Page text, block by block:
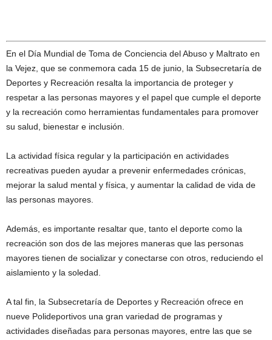
En el Día Mundial de Toma de Conciencia del Abuso y Maltrato en
la Vejez, que se conmemora cada 15 de junio, la Subsecretaría de
Deportes y Recreación resalta la importancia de proteger y
respetar a las personas mayores y el papel que cumple el deporte
y la recreación como herramientas fundamentales para promover
su salud, bienestar e inclusión.
La actividad física regular y la participación en actividades
recreativas pueden ayudar a prevenir enfermedades crónicas,
mejorar la salud mental y física, y aumentar la calidad de vida de
las personas mayores.
Además, es importante resaltar que, tanto el deporte como la
recreación son dos de las mejores maneras que las personas
mayores tienen de socializar y conectarse con otros, reduciendo el
aislamiento y la soledad.
A tal fin, la Subsecretaría de Deportes y Recreación ofrece en
nueve Polideportivos una gran variedad de programas y
actividades diseñadas para personas mayores, entre las que se